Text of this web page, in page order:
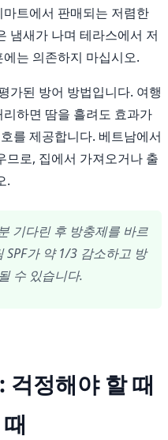
트에서 판매되는 저렴한
냄새가 나며 테라스에서 저
는 의존하지 마십시오.
가된 방어 방법입니다. 여행
하면 땀을 흘려도 효과가
를 제공합니다. 베트남에서
므로, 집에서 가져오거나 출
.
기다린 후 방충제를 바르
가 약 1/3 감소하고 방
수 있습니다.
걱정해야 할 때